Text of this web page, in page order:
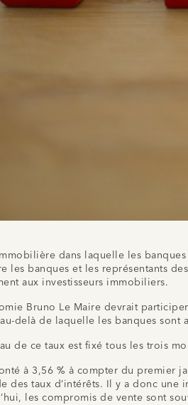
dans laquelle les
les banques et les représentants
aux investisseurs immobiliers.
Bruno Le Maire devrait
delà de laquelle les banques sont
de ce taux est fixé tous les trois
à 3,56 % à compter du premier
des taux d’intérêts. Il y a donc une
les compromis de vente sont